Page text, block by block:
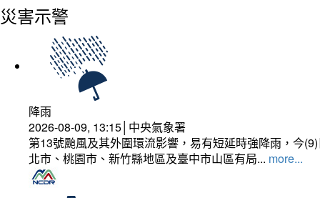
災害示警
降雨
2026-08-09, 13:15│中央氣象署
第13號颱風及其外圍環流影響，易有短延時強降雨，今
北市、桃園市、新竹縣地區及臺中市山區有局... more...